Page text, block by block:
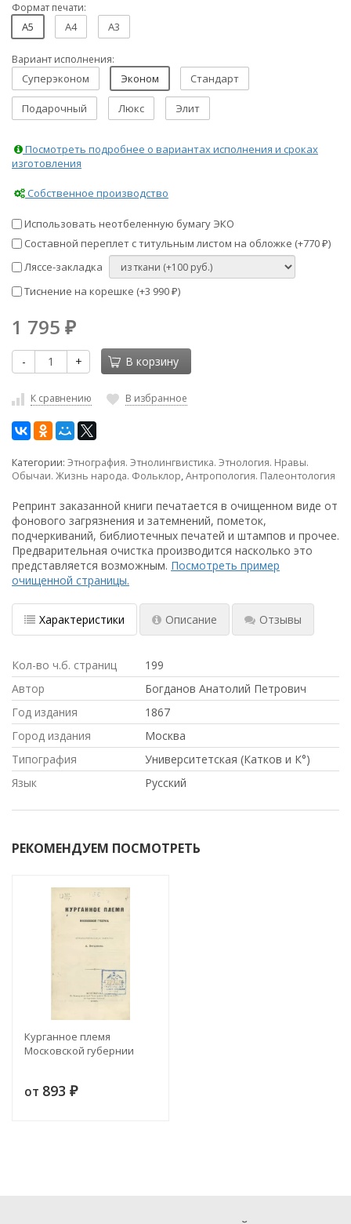
Формат печати:
A5 A4 A3
Вариант исполнения:
Суперэконом Эконом Стандарт
Подарочный Люкс Элит
Посмотреть подробнее о вариантах исполнения и сроках
изготовления
Собственное производство
Использовать неотбеленную бумагу ЭКО
Составной переплет с титульным листом на обложке (+770 ₽)
Ляссе-закладка
Тиснение на корешке (+3 990 ₽)
1 795 ₽
- + В корзину
К сравнению В избранное
Категории: Этнография. Этнолингвистика. Этнология. Нравы.
Обычаи. Жизнь народа. Фольклор,Антропология. Палеонтология
Репринт заказанной книги печатается в очищенном виде от
фонового загрязнения и затемнений, пометок,
подчеркиваний, библиотечных печатей и штампов и прочее.
Предварительная очистка производится насколько это
представляется возможным. Посмотреть пример
очищенной страницы.
Характеристики Описание Отзывы
Кол-во ч.б. страниц
199
Автор
Богданов Анатолий Петрович
Год издания
1867
Город издания
Москва
Типография
Университетская (Катков и К°)
Язык
Русский
РЕКОМЕНДУЕМ ПОСМОТРЕТЬ
Курганное племя
Московской губернии
от 893 ₽